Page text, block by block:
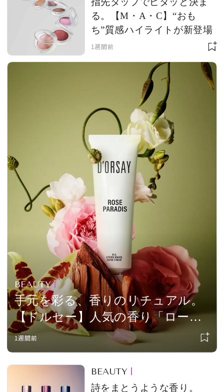
る。【M・A・C】“おも
ち”質感ハイライトが新登場
1週間前
BEAUTY
手元を彩る、香りのリチュアル。
【ドルセー】人気の香り「ローズ
パラディ R.B.」がハンドクリーム
に
1週間前
BEAUTY
詩をまとうような香り。